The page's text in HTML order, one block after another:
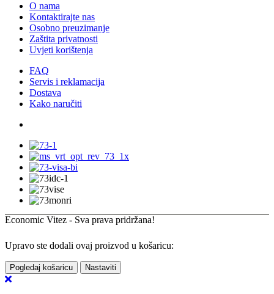
O nama
Kontaktirajte nas
Osobno preuzimanje
Zaštita privatnosti
Uvjeti korištenja
FAQ
Servis i reklamacija
Dostava
Kako naručiti
Economic Vitez - Sva prava pridržana!
Upravo ste dodali ovaj proizvod u košaricu:
Pogledaj košaricu Nastaviti